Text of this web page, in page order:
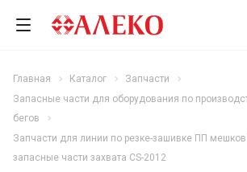
Главная Каталог
Запчасти
Запасные части для оборудования по
бегов
Запчасти для линии по резке-зашивке ПП
запасные части захвата CS-2012